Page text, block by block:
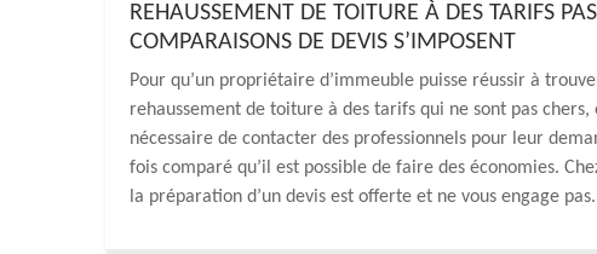
REHAUSSEMENT DE TOITURE À DES TARIFS
COMPARAISONS DE DEVIS S’IMPOSENT
Pour qu’un propriétaire d’immeuble puisse réussir à
rehaussement de toiture à des tarifs qui ne sont pas
nécessaire de contacter des professionnels pour leur
fois comparé qu’il est possible de faire des économies.
la préparation d’un devis est offerte et ne vous engage pas.